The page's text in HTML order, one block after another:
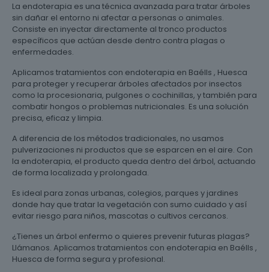
La endoterapia es una técnica avanzada para tratar árboles
sin dañar el entorno ni afectar a personas o animales.
Consiste en inyectar directamente al tronco productos
específicos que actúan desde dentro contra plagas o
enfermedades.
Aplicamos tratamientos con endoterapia en Baélls , Huesca
para proteger y recuperar árboles afectados por insectos
como la procesionaria, pulgones o cochinillas, y también para
combatir hongos o problemas nutricionales. Es una solución
precisa, eficaz y limpia.
A diferencia de los métodos tradicionales, no usamos
pulverizaciones ni productos que se esparcen en el aire. Con
la endoterapia, el producto queda dentro del árbol, actuando
de forma localizada y prolongada.
Es ideal para zonas urbanas, colegios, parques y jardines
donde hay que tratar la vegetación con sumo cuidado y así
evitar riesgo para niños, mascotas o cultivos cercanos.
¿Tienes un árbol enfermo o quieres prevenir futuras plagas?
Llámanos. Aplicamos tratamientos con endoterapia en Baélls ,
Huesca de forma segura y profesional.